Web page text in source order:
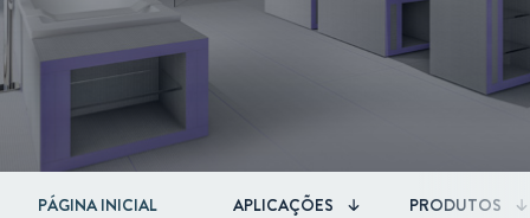
PÁGINA INICIAL APLICAÇÕES PRODUTOS